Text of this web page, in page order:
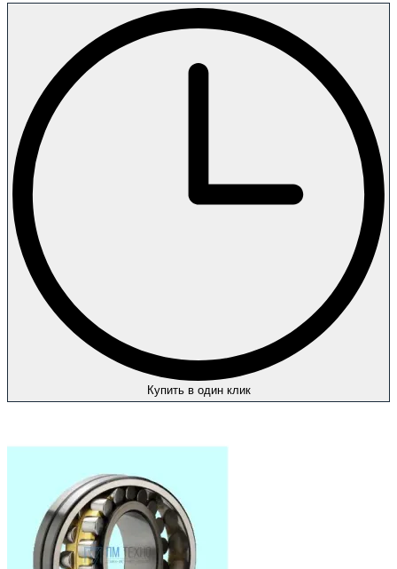
Купить в один клик